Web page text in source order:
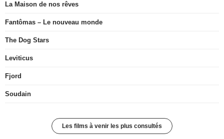
La Maison de nos rêves
Fantômas – Le nouveau monde
The Dog Stars
Leviticus
Fjord
Soudain
Les films à venir les plus consultés